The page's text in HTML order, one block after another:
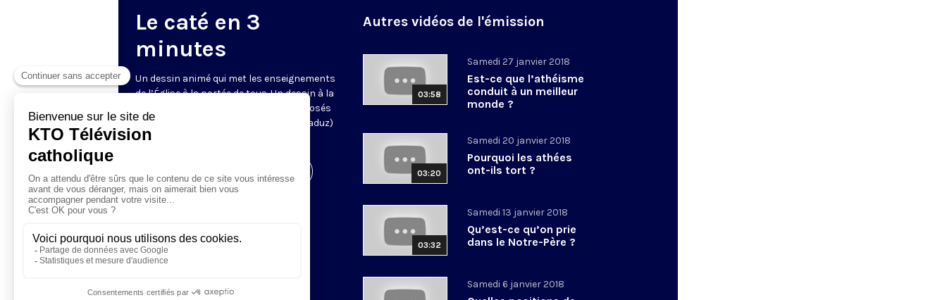
Le caté en 3
minutes
Un dessin animé qui met les enseignements
de l’Église à la portée de tous. Un dessin à la
ligne claire dans ces 72 épisodes proposés
par le père J.M. Schwartz (diocèse de Vaduz)
et l’association KathMedia.
Autres vidéos de l'émission
03:58
Samedi 27 janvier 2018
Est-ce que l’athéisme
conduit à un meilleur
monde ?
03:20
Samedi 20 janvier 2018
Pourquoi les athées
ont-ils tort ?
03:32
Samedi 13 janvier 2018
Qu’est-ce qu’on prie
dans le Notre-Père ?
Samedi 6 janvier 2018